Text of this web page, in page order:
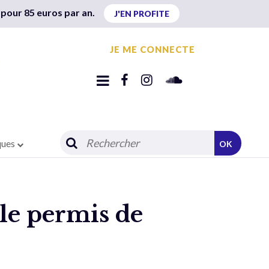
85 euros par an. J'EN PROFITE
JE ME CONNECTE
OK
permis de